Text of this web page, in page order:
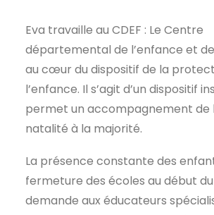
Eva travaille au CDEF : Le Centre
départemental de l’enfance et
au cœur du dispositif de la
l’enfance. Il s’agit d’un dispositif
permet un accompagnement de
natalité à la majorité.
La présence constante des
fermeture des écoles au début
demande aux éducateurs